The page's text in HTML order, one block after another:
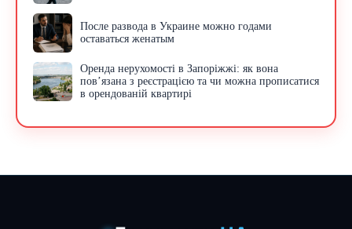
После развода в Украине можно годами
оставаться женатым
Оренда нерухомості в Запоріжжі: як вона
пов’язана з реєстрацією та чи можна прописатися
в орендованій квартирі